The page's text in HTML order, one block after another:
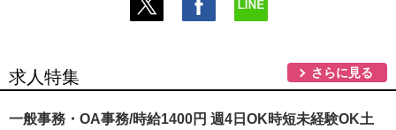
求人特集 さらに見る
一般事務・OA事務/時給1400円 週4日OK時短未経験OK土